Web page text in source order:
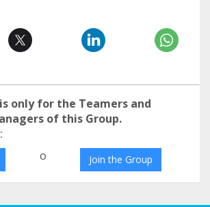
only for the Teamers and
of this Group.
o Join the Group